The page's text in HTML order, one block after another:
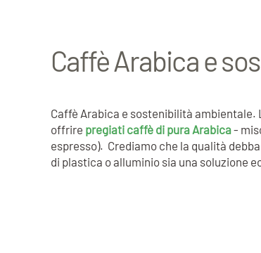
Caffè Arabica e
Caffè Arabica e sostenibilità ambientale.
offrire pregiati caffè di pura Arabica-
espresso). Crediamo che la qualità
di plastica o alluminio sia una soluzione